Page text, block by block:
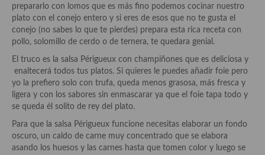
Viajes eno-gastro-turísticos
En El Candelero
Prensa
Recetas
Acompañamientos
Airfryer recetas
prepararlo con lomos que es más fino podemos cocinar nuestro
plato con el conejo entero y si eres de esos que no te gusta el
conejo (no sabes lo que te pierdes) prepara esta rica receta con
pollo, solomillo de cerdo o de ternera, te quedara genial.
El truco es la salsa Périgueux con champiñones que es deliciosa y
enaltecerá todos tus platos. Si quieres le puedes añadir foie pero
yo la prefiero solo con trufa, queda menos grasosa, más fresca y
ligera y con los sabores sin enmascarar ya que el foie tapa todo y
se queda él solito de rey del plato.
Para que la salsa Périgueux funcione necesitas elaborar un fondo
oscuro, un caldo de carne muy concentrado que se elabora
asando los huesos y las carnes hasta que tomen color y luego se